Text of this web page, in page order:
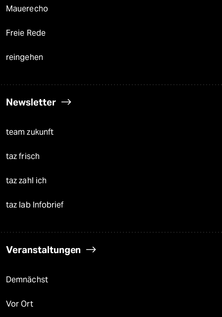
Mauerecho
Freie Rede
reingehen
Newsletter
team zukunft
taz frisch
taz zahl ich
taz lab Infobrief
Veranstaltungen
Demnächst
Vor Ort